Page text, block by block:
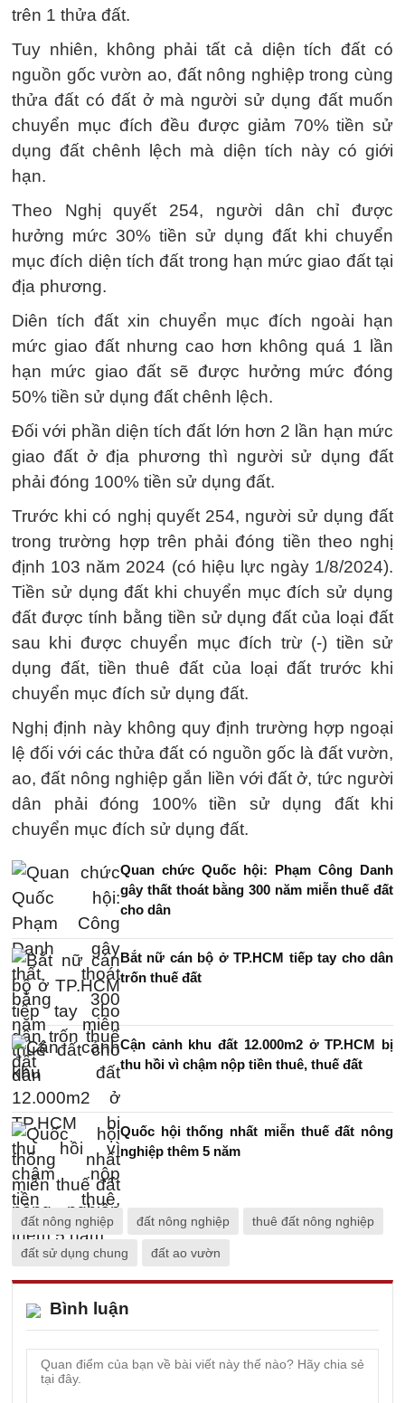
trên 1 thửa đất.
Tuy nhiên, không phải tất cả diện tích đất có
nguồn gốc vườn ao, đất nông nghiệp trong cùng
thửa đất có đất ở mà người sử dụng đất muốn
chuyển mục đích đều được giảm 70% tiền sử
dụng đất chênh lệch mà diện tích này có giới
hạn.
Theo Nghị quyết 254, người dân chỉ được
hưởng mức 30% tiền sử dụng đất khi chuyển
mục đích diện tích đất trong hạn mức giao đất tại
địa phương.
Diên tích đất xin chuyển mục đích ngoài hạn
mức giao đất nhưng cao hơn không quá 1 lần
hạn mức giao đất sẽ được hưởng mức đóng
50% tiền sử dụng đất chênh lệch.
Đối với phần diện tích đất lớn hơn 2 lần hạn mức
giao đất ở địa phương thì người sử dụng đất
phải đóng 100% tiền sử dụng đất.
Trước khi có nghị quyết 254, người sử dụng đất
trong trường hợp trên phải đóng tiền theo nghị
định 103 năm 2024 (có hiệu lực ngày 1/8/2024).
Tiền sử dụng đất khi chuyển mục đích sử dụng
đất được tính bằng tiền sử dụng đất của loại đất
sau khi được chuyển mục đích trừ (-) tiền sử
dụng đất, tiền thuê đất của loại đất trước khi
chuyển mục đích sử dụng đất.
Nghị định này không quy định trường hợp ngoại
lệ đối với các thửa đất có nguồn gốc là đất vườn,
ao, đất nông nghiệp gắn liền với đất ở, tức người
dân phải đóng 100% tiền sử dụng đất khi
chuyển mục đích sử dụng đất.
Quan chức Quốc hội: Phạm Công Danh
gây thất thoát bằng 300 năm miễn thuế đất
cho dân
Bắt nữ cán bộ ở TP.HCM tiếp tay cho dân
trốn thuế đất
Cận cảnh khu đất 12.000m2 ở TP.HCM bị
thu hồi vì chậm nộp tiền thuê, thuế đất
Quốc hội thống nhất miễn thuế đất nông
nghiệp thêm 5 năm
đất nông nghiệp đất nông nghiệp thuê đất nông nghiệp
đất sử dụng chung đất ao vườn
Bình luận